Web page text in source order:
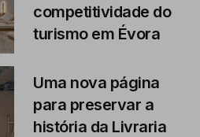
competitividade do
turismo em Évora
Uma nova página
para preservar a
história da Livraria